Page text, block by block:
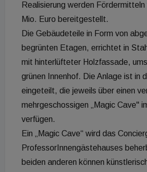
Realisierung werden Fördermitteln
Mio. Euro bereitgestellt.
Die Gebäudeteile in Form von
begrünten Etagen, errichtet in
mit hinterlüfteter Holzfassade,
grünen Innenhof. Die Anlage ist in
eingeteilt, die jeweils über einen
mehrgeschossigen „Magic Cave"
verfügen.
Ein „Magic Cave“ wird das
ProfessorInnengästehauses
beiden anderen können